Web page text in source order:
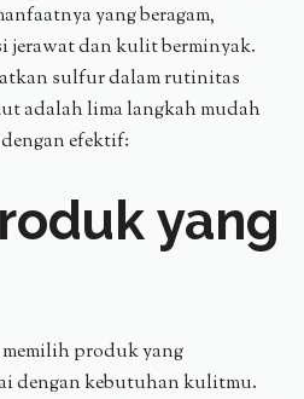
yang beragam,
jerawat dan kulit berminyak.
sulfur dalam rutinitas
adalah lima langkah mudah
efektif:
yang
produk yang
dengan kebutuhan kulitmu.